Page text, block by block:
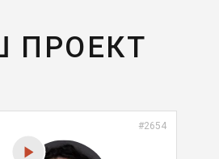
ПРОЕКТ
#2654